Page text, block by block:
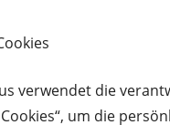
verwendet die
um die